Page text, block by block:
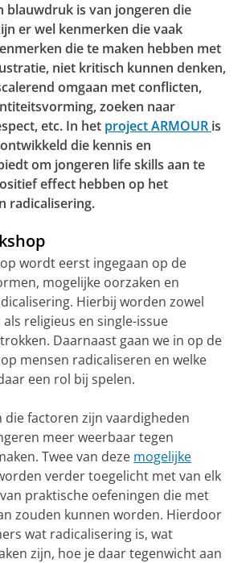
blauwdruk is van jongeren die
er wel kenmerken die vaak
die te maken hebben met
niet kritisch kunnen denken,
omgaan met conflicten,
zoeken naar
etc. In het project ARMOUR is
die kennis en
om jongeren life skills aan te
effect hebben op het
radicalisering.
wordt eerst ingegaan op de
mogelijke oorzaken en
Hierbij worden zowel
religieus en single-issue
Daarnaast gaan we in op de
mensen radicaliseren en welke
een rol bij spelen.
die factoren zijn vaardigheden
meer weerbaar tegen
Twee van deze mogelijke
verder toegelicht met van elk
praktische oefeningen die met
zouden kunnen worden. Hierdoor
wat radicalisering is, wat
zijn, hoe je daar tegenwicht aan